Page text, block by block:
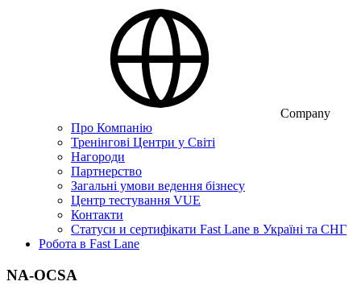
Company
Про Компанію
Тренінгові Центри у Світі
Нагороди
Партнерство
Загальні умови ведення бізнесу
Центр тестування VUE
Контакти
Статуси и сертифікати Fast Lane в Україні та СНГ
Робота в Fast Lane
NA-OCSA